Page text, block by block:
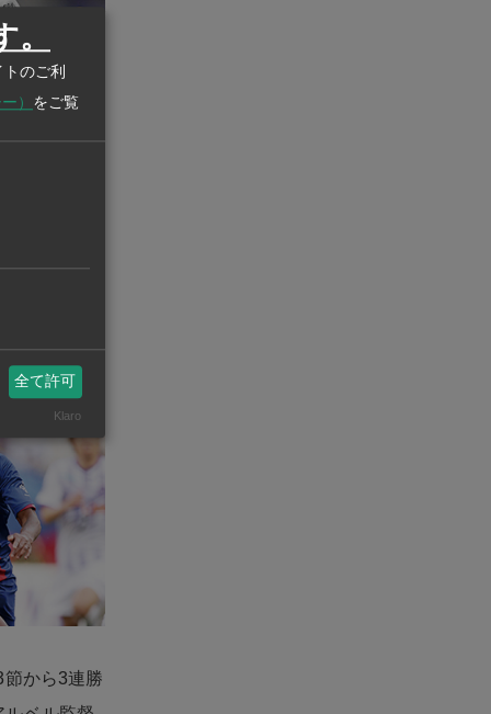
なブラジ
に連動し
。開幕戦
から3連勝
のご利
） をご覧
全て許可
Klaro